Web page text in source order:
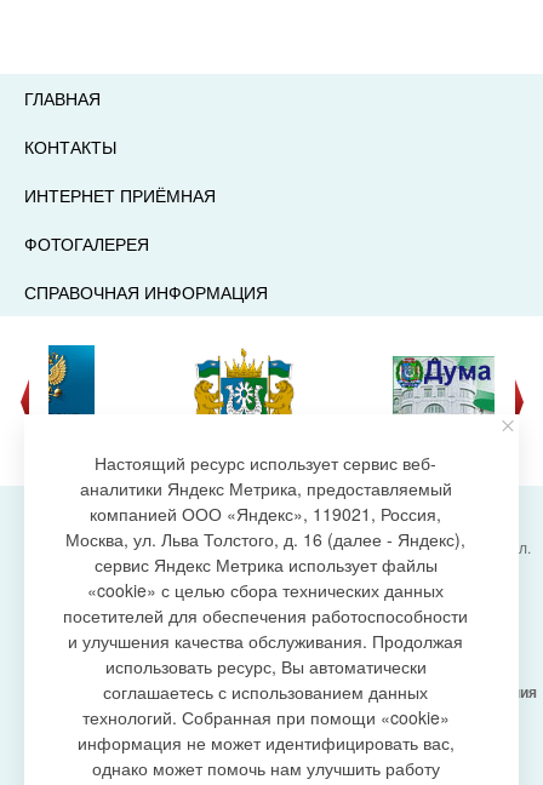
ГЛАВНАЯ
КОНТАКТЫ
ИНТЕРНЕТ ПРИЁМНАЯ
ФОТОГАЛЕРЕЯ
СПРАВОЧНАЯ ИНФОРМАЦИЯ
создание сайта
Администрация городского поселения Излучинск, ул.
Энергетиков, 6, пгт. Излучинск, Нижневартовский
район,
Ханты-Мансийский автономный округ-Югра
(Тюменская область), 628634
Сетевое изданиеhttps://www.gp-izluchinsk.ru
16+
Учредитель -Администрация городского поселения
Излучинск
Главный редактор - Бурич Денис Ярославович
Телефон/факс:(3466) 28-13-77, e-mail:
admizl@rambler.ru
Настоящий ресурс использует сервис веб-
аналитики Яндекс Метрика, предоставляемый
компанией ООО «Яндекс», 119021, Россия,
Москва, ул. Льва Толстого, д. 16 (далее - Яндекс),
сервис Яндекс Метрика использует файлы
«cookie» с целью сбора технических данных
посетителей для обеспечения работоспособности
и улучшения качества обслуживания. Продолжая
использовать ресурс, Вы автоматически
соглашаетесь с использованием данных
технологий. Собранная при помощи «cookie»
информация не может идентифицировать вас,
однако может помочь нам улучшить работу